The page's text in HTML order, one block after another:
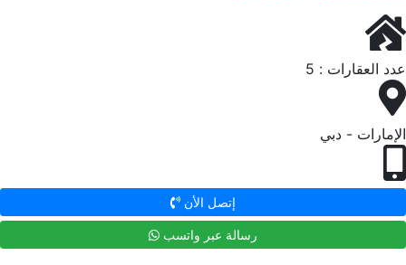
عدد العقارات : 5
الإمارات - دبي
إتصل الأن
رسالة عبر واتسب